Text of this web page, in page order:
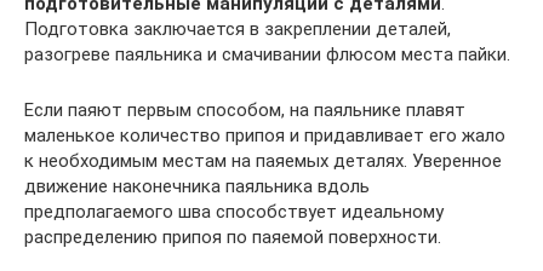
Подготовка заключается в закреплении деталей,
разогреве паяльника и смачивании флюсом места пайки.
Если паяют первым способом, на паяльнике плавят
маленькое количество припоя и придавливает его жало
к необходимым местам на паяемых деталях. Уверенное
движение наконечника паяльника вдоль
предполагаемого шва способствует идеальному
распределению припоя по паяемой поверхности.